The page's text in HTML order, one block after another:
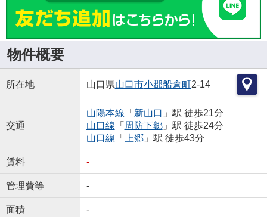
物件概要
所在地 山口県山口市小郡船倉町2-14
交通
山陽本線 「 新山口 」駅 徒歩21分
山口線 「 周防下郷」駅 徒歩24分
山口線 「 上郷」駅 徒歩43分
賃料 -
管理費等 -
面積 -